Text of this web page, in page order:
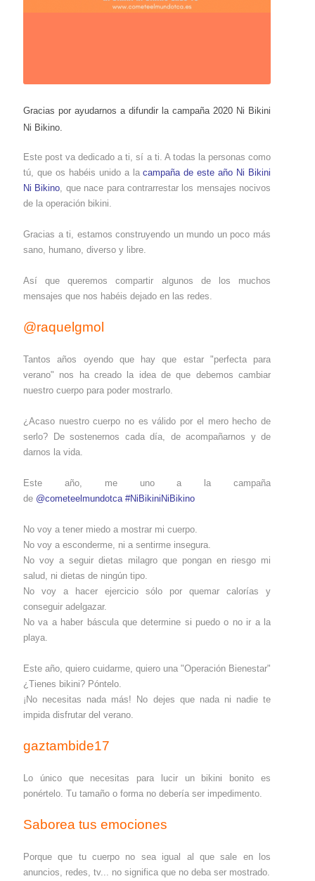
Gracias por ayudarnos a difundir la campaña 2020 Ni Bikini
Ni Bikino.
Este post va dedicado a ti, sí a ti. A todas la personas como
tú, que os habéis unido a lacampaña de este año Ni Bikini
Ni Bikino , que nace para contrarrestar los mensajes nocivos
de la operación bikini.
Gracias a ti, estamos construyendo un mundo un poco más
sano, humano, diverso y libre.
Así que queremos compartir algunos de los muchos
mensajes que nos habéis dejado en las redes.
@raquelgmol
Tantos años oyendo que hay que estar "perfecta para
verano" nos ha creado la idea de que debemos cambiar
nuestro cuerpo para poder mostrarlo.
¿Acaso nuestro cuerpo no es válido por el mero hecho de
serlo? De sostenernos cada día, de acompañarnos y de
darnos la vida.
Este año, me uno a la campaña
de @cometeelmundotca #NiBikiniNiBikino
No voy a tener miedo a mostrar mi cuerpo.
No voy a esconderme, ni a sentirme insegura.
No voy a seguir dietas milagro que pongan en riesgo mi
salud, ni dietas de ningún tipo.
No voy a hacer ejercicio sólo por quemar calorías y
conseguir adelgazar.
No va a haber báscula que determine si puedo o no ir a la
playa.
Este año, quiero cuidarme, quiero una "Operación Bienestar"
¿Tienes bikini? Póntelo.
¡No necesitas nada más! No dejes que nada ni nadie te
impida disfrutar del verano.
gaztambide17
Lo único que necesitas para lucir un bikini bonito es
ponértelo. Tu tamaño o forma no debería ser impedimento.
Saborea tus emociones
Porque que tu cuerpo no sea igual al que sale en los
anuncios, redes, tv... no significa que no deba ser mostrado.